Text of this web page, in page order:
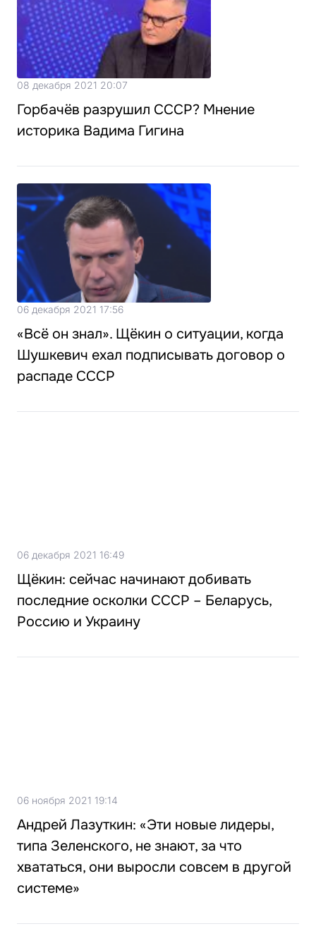
08 декабря 2021 20:07
Горбачёв разрушил СССР? Мнение
историка Вадима Гигина
06 декабря 2021 17:56
«Всё он знал». Щёкин о ситуации, когда
Шушкевич ехал подписывать договор о
распаде СССР
06 декабря 2021 16:49
Щёкин: сейчас начинают добивать
последние осколки СССР – Беларусь,
Россию и Украину
06 ноября 2021 19:14
Андрей Лазуткин: «Эти новые лидеры,
типа Зеленского, не знают, за что
хвататься, они выросли совсем в другой
системе»